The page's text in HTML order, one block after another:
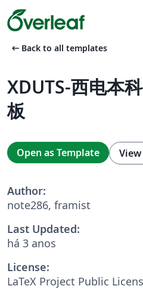
arrow_left_alt Back to all templates
XDUTS-西电本
板
Open as Template
Author:
note286, framist
Last Updated:
há 3 anos
License:
LaTeX Project Public